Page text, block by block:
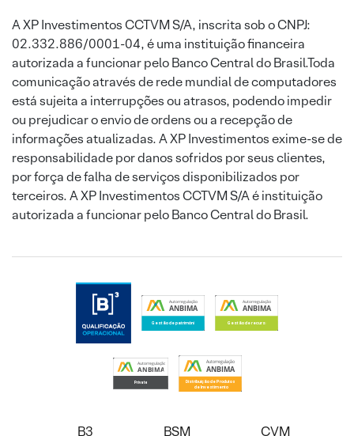
A XP Investimentos CCTVM S/A, inscrita sob o CNPJ:
02.332.886/0001-04, é uma instituição financeira
autorizada a funcionar pelo Banco Central do Brasil.Toda
comunicação através de rede mundial de computadores
está sujeita a interrupções ou atrasos, podendo impedir
ou prejudicar o envio de ordens ou a recepção de
informações atualizadas. A XP Investimentos exime-se de
responsabilidade por danos sofridos por seus clientes,
por força de falha de serviços disponibilizados por
terceiros. A XP Investimentos CCTVM S/A é instituição
autorizada a funcionar pelo Banco Central do Brasil.
B3 BSM CVM